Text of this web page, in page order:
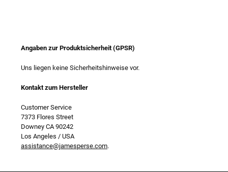
Angaben zur Produktsicherheit (GPSR)
Uns liegen keine Sicherheitshinweise vor.
Kontakt zum Hersteller
Customer Service
7373 Flores Street
Downey CA 90242
Los Angeles / USA
assistance@jamesperse.com.